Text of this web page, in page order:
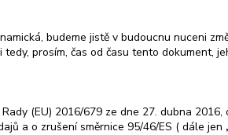
budeme jistě v budoucnu nuceni
prosím, čas od času tento dokument,
(EU) 2016/679 ze dne 27. dubna
a o zrušení směrnice 95/46/ES ( dále jen